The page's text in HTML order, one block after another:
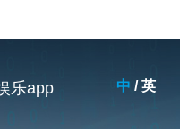
乐app 中 /英